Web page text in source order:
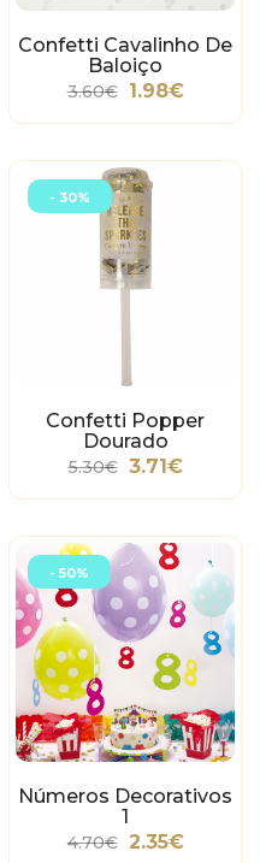
Confetti Cavalinho De
Baloiço
3.60€ 1.98€
- 30%
Confetti Popper
Dourado
5.30€ 3.71€
- 50%
Números Decorativos
1
4.70€ 2.35€